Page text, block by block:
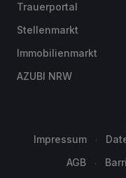
Trauerportal
Stellenmarkt
Immobilienmarkt
AZUBI NRW
Impressum
AGB